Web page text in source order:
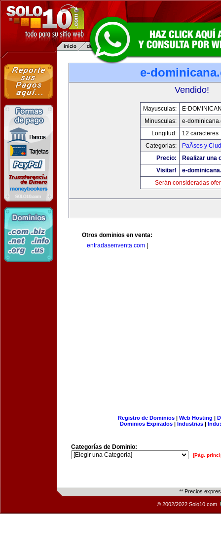
e-
Vendido!
Mayusculas:
E-
Minusculas:
e-
Longitud:
12 caracteres
Categorias:
PaÃ­ses y
Precio:
Realizar una
Visitar!
e-
Serán consideradas
Otros dominios en venta:
entradasenventa.com|
Registro de Dominios| Web Hosting |
Dominios Expirados | Industrias |
Categorías de Dominio:
[Pág.
** Precios
© 2002/2022 Solo10.com